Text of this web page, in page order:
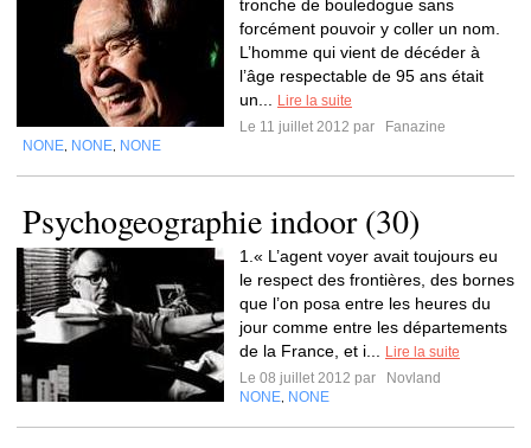
tronche de bouledogue sans
forcément pouvoir y coller un nom.
L’homme qui vient de décéder à
l’âge respectable de 95 ans était
un...
Lire la suite
Le 11 juillet 2012 par
Fanazine
NONE NONE NONE
Psychogeographie indoor (30)
1.« L’agent voyer avait toujours eu
le respect des frontières, des bornes
que l’on posa entre les heures du
jour comme entre les départements
de la France, et i...
Lire la suite
Le 08 juillet 2012 par
Novland
NONE NONE